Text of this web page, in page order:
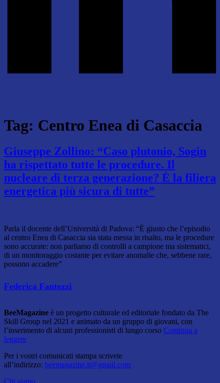
Tag: Centro Enea di Casaccia
Giuseppe Zollino: “Caso plutonio, Sogin
ha rispettato tutte le procedure. Il
nucleare di terza generazione? È la filiera
energetica più sicura di tutte”
Parla il docente dell’Università di Padova: “È giusto che l’episodio
al centro Enea di Casaccia sia stata messa in risalto, ma le procedure
sono accurate: non parliamo di controlli a campione ma sistematici,
di un monitoraggio costante per evitare anomalie che, sebbene rare,
possono accadere”
Federica Fantozzi
BeeMagazine è un progetto culturale ed editoriale fondato da The
Skill Group nel 2021 e animato da un gruppo di giovani, con
l’inserimento di alcuni professionisti di lungo corso Continua a
leggere
Per i vostri comunicati stampa scrivete
all’indirizzo: beemagazine.it@gmail.com